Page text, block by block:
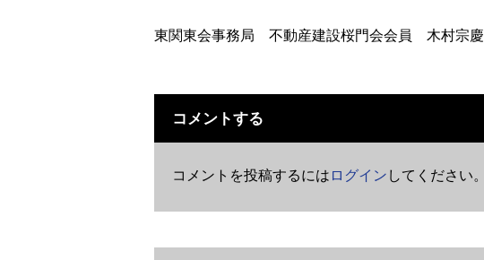
東関東会事務局 不動産建設桜門会会員 木村宗慶
コメントする
コメントを投稿するには ログイン してください。